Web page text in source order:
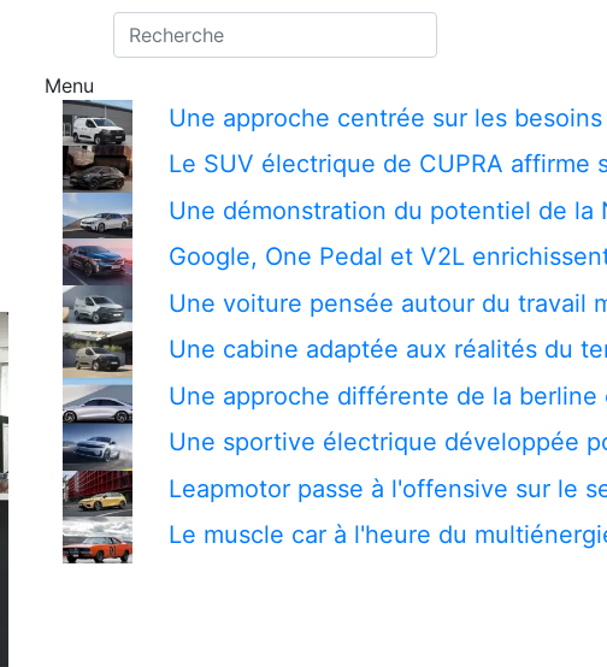
Menu
Une approche centrée sur les
Le SUV électrique de CUPRA affirme
Une démonstration du potentiel de la
Google, One Pedal et V2L
Une voiture pensée autour du travail
Une cabine adaptée aux réalités du
Une approche différente de la berline
Une sportive électrique développée
Leapmotor passe à l'offensive sur le
Le muscle car à l'heure du